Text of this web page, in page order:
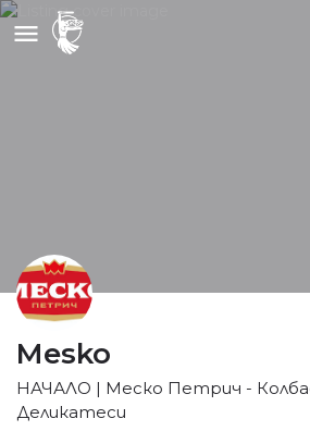
Mesko
НАЧАЛО | Меско Петрич -
Деликатеси